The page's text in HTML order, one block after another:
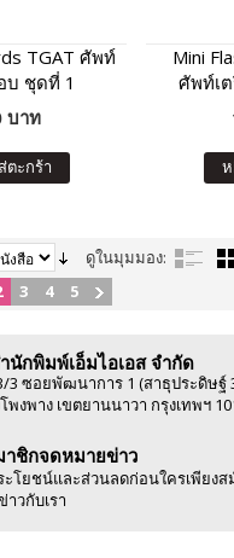
TGAT ศัพท์
บ ชุดที่ 1
บาท
ตะกร้า
Mini
ศัพท์เ
ดูในมุมมอง:
3 4 5
นักพิมพ์เอ็มไอเอส จำกัด
3 ซอยพัฒนาการ 1 (สาธุประดิษฐ์
พงพาง เขตยานนาวา กรุงเทพฯ
าชิกจดหมายข่าว
โยชน์และส่วนลดก่อนใครเพียง
วกับเรา